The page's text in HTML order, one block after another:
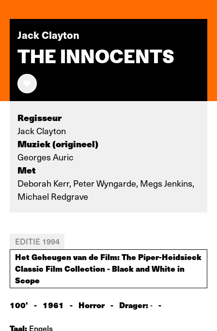
Jack Clayton
THE INNOCENTS
Regisseur
Jack Clayton
Muziek (origineel)
Georges Auric
Met
Deborah Kerr, Peter Wyngarde, Megs Jenkins,
Michael Redgrave
EDITIE 1994
Het Geheugen van de Film: The Piper-Heidsieck
Classic Film Collection - Black and White in
Scope
100' - 1961 - Horror - Drager:- -
Taal: Engels